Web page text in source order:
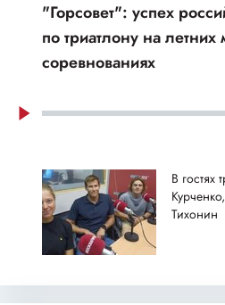
"Горсовет": успех
по триатлону на
соревнованиях
В гостях
Тихонин